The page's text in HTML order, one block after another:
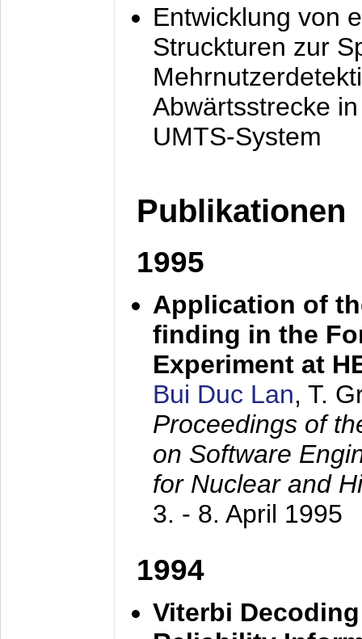
Entwicklung von
Struckturen zur
Abwärtsstrecke
UMTS-System
Publikationen
1995
Application of
finding in the
Experiment at
Bui Duc Lan, T.
Proceedings of
on Software
for Nuclear and
3. - 8. April 1995
1994
Viterbi